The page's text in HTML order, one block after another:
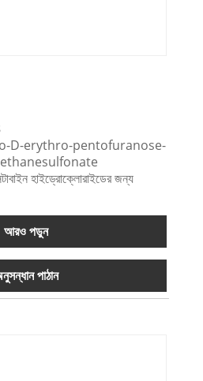
D-erythro-pentofuranose-
হাইড্রোক্লোরাইডের জন্য
আরও পড়ুন
পাঠান